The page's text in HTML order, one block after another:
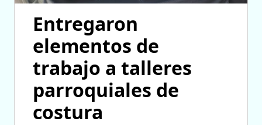
Entregaron
elementos de
trabajo a talleres
parroquiales de
costura